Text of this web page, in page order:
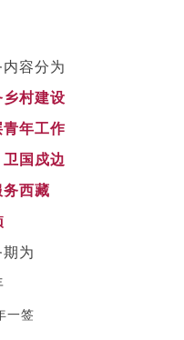
容分为
村建设
年工作
国戍边
西藏
为
一签